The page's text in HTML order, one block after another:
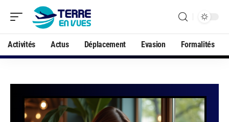
Activités Actus Déplacement Evasion Formalités